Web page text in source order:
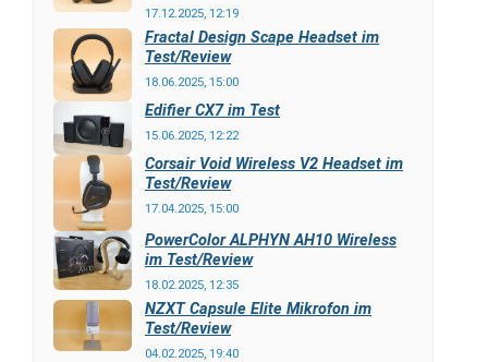
17.12.2025, 12:19
Fractal Design Scape Headset im
Test/Review
18.06.2025, 15:00
Edifier CX7 im Test
15.06.2025, 12:22
Corsair Void Wireless V2 Headset im
Test/Review
17.04.2025, 15:00
PowerColor ALPHYN AH10 Wireless
im Test/Review
18.02.2025, 12:35
NZXT Capsule Elite Mikrofon im
Test/Review
04.02.2025, 19:40